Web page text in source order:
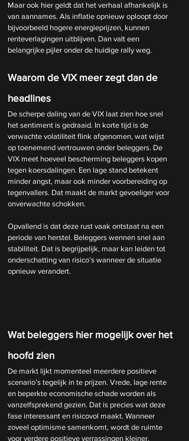
Maar ook hier geldt dat het verhaal afhankelijk is
van aannames. Als inflatie opnieuw oploopt door
bijvoorbeeld hogere energieprijzen, kunnen
renteverlagingen uitblijven. Dan valt een
belangrijke pijler onder de huidige rally weg.
Waarom de VIX meer zegt dan de
headlines
De scherpe daling van de VIX laat zien hoe snel
het sentiment is gedraaid. In korte tijd is de
verwachte volatiliteit flink afgenomen, wat wijst
op toenemend vertrouwen onder beleggers. De
VIX meet hoeveel bescherming beleggers kopen
tegen koersdalingen. Een lage stand betekent
minder angst, maar ook minder voorbereiding op
tegenvallers. Dat maakt de markt gevoeliger voor
onverwachte schokken.
Opvallend is dat deze rust vaak ontstaat na een
periode van herstel. Beleggers wennen snel aan
stabiliteit. Dat is begrijpelijk, maar kan leiden tot
onderschatting van risico’s wanneer de situatie
opnieuw verandert.
Wat beleggers hier mogelijk over het
hoofd zien
De markt lijkt momenteel meerdere positieve
scenario’s tegelijk in te prijzen. Vrede, lage rente
en beperkte economische schade worden als
vanzelfsprekend gezien. Dat is precies wat deze
fase interessant en risicovol maakt. Wanneer
zoveel optimisme samenkomt, wordt de ruimte
voor verdere positieve verrassingen kleiner.